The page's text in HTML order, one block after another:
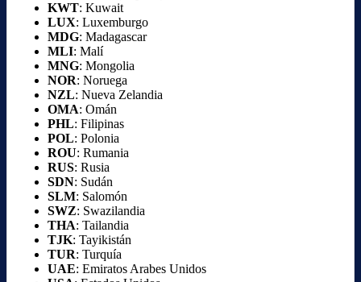
KWT: Kuwait
LUX: Luxemburgo
MDG: Madagascar
MLI: Malí
MNG: Mongolia
NOR: Noruega
NZL: Nueva Zelandia
OMA: Omán
PHL: Filipinas
POL: Polonia
ROU: Rumania
RUS: Rusia
SDN: Sudán
SLM: Salomón
SWZ: Swazilandia
THA: Tailandia
TJK: Tayikistán
TUR: Turquía
UAE: Emiratos Arabes Unidos